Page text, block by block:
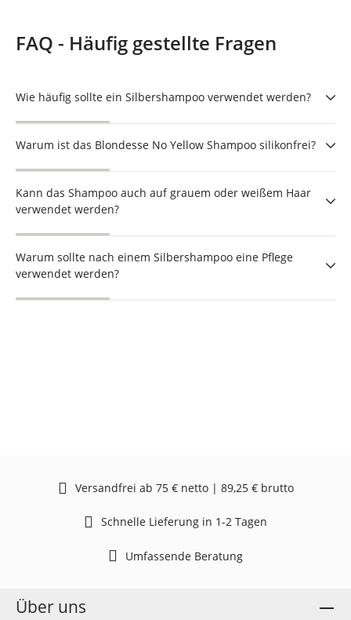
FAQ - Häufig gestellte Fragen
Wie häufig sollte ein Silbershampoo verwendet werden?
Warum ist das Blondesse No Yellow Shampoo silikonfrei?
Kann das Shampoo auch auf grauem oder weißem Haar
verwendet werden?
Warum sollte nach einem Silbershampoo eine Pflege
verwendet werden?
Versandfrei ab 75 € netto | 89,25 € brutto
Schnelle Lieferung in 1-2 Tagen
Umfassende Beratung
Über uns